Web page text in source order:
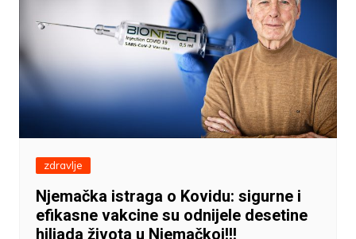
zdravlje
Njemačka istraga o Kovidu: sigurne i
efikasne vakcine su odnijele desetine
hiljada života u Njemačkoj!!!